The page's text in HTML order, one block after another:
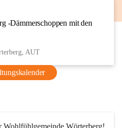
-Dämmerschoppen mit den
AUT
Wörterberg!